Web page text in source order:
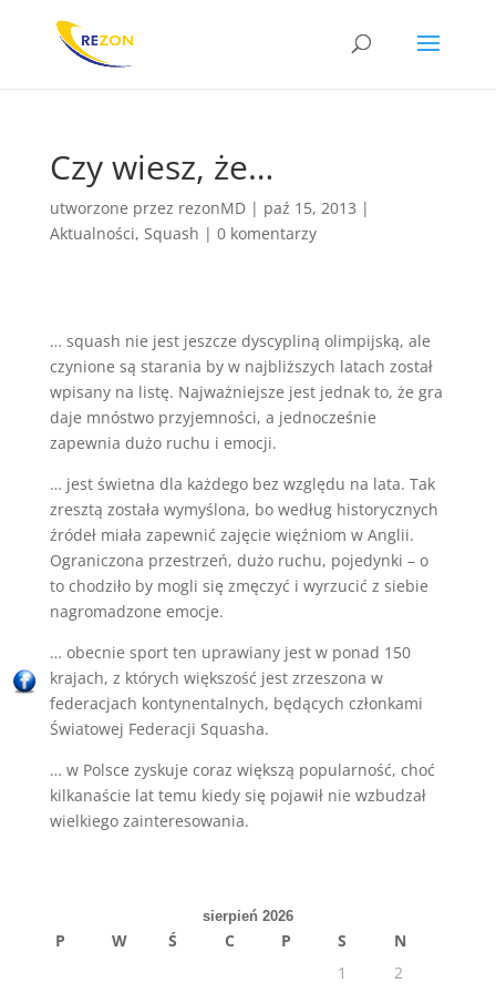
Czy wiesz, że…
utworzone przez rezonMD| paź 15, 2013 |
Aktualności, Squash | 0 komentarzy
… squash nie jest jeszcze dyscypliną olimpijską, ale
czynione są starania by w najbliższych latach został
wpisany na listę. Najważniejsze jest jednak to, że gra
daje mnóstwo przyjemności, a jednocześnie
zapewnia dużo ruchu i emocji.
… jest świetna dla każdego bez względu na lata. Tak
zresztą została wymyślona, bo według historycznych
źródeł miała zapewnić zajęcie więźniom w Anglii.
Ograniczona przestrzeń, dużo ruchu, pojedynki – o
to chodziło by mogli się zmęczyć i wyrzucić z siebie
nagromadzone emocje.
… obecnie sport ten uprawiany jest w ponad 150
krajach, z których większość jest zrzeszona w
federacjach kontynentalnych, będących członkami
Światowej Federacji Squasha.
… w Polsce zyskuje coraz większą popularność, choć
kilkanaście lat temu kiedy się pojawił nie wzbudzał
wielkiego zainteresowania.
sierpień 2026
P W Ś C P S
N
1
2